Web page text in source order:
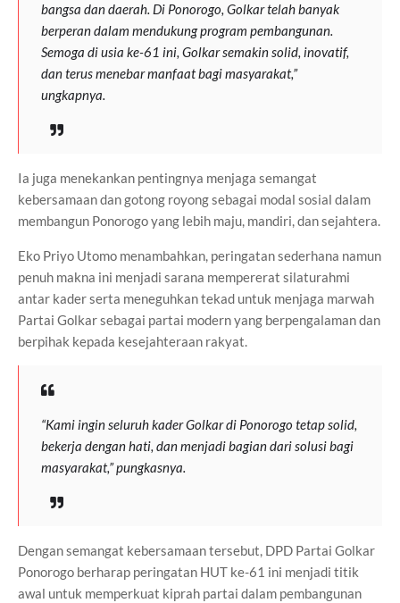
bangsa dan daerah. Di Ponorogo, Golkar telah banyak
berperan dalam mendukung program pembangunan.
Semoga di usia ke-61 ini, Golkar semakin solid, inovatif,
dan terus menebar manfaat bagi masyarakat,”
ungkapnya.
Ia juga menekankan pentingnya menjaga semangat
kebersamaan dan gotong royong sebagai modal sosial dalam
membangun Ponorogo yang lebih maju, mandiri, dan sejahtera.
Eko Priyo Utomo menambahkan, peringatan sederhana namun
penuh makna ini menjadi sarana mempererat silaturahmi
antar kader serta meneguhkan tekad untuk menjaga marwah
Partai Golkar sebagai partai modern yang berpengalaman dan
berpihak kepada kesejahteraan rakyat.
“Kami ingin seluruh kader Golkar di Ponorogo tetap solid,
bekerja dengan hati, dan menjadi bagian dari solusi bagi
masyarakat,” pungkasnya.
Dengan semangat kebersamaan tersebut, DPD Partai Golkar
Ponorogo berharap peringatan HUT ke-61 ini menjadi titik
awal untuk memperkuat kiprah partai dalam pembangunan